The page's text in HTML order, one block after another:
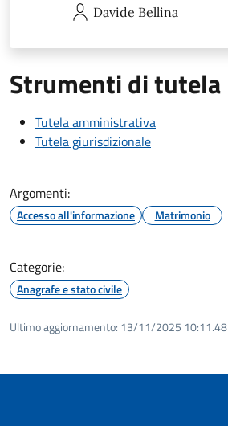
Davide Bellina
Strumenti di tutela
Tutela amministrativa
Tutela giurisdizionale
Argomenti:
Accesso all'informazione Matrimonio
Categorie:
Anagrafe e stato civile
Ultimo aggiornamento: 13/11/2025 10:11.48